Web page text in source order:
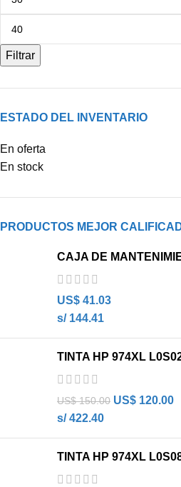
Filtrar
ESTADO DEL INVENTARIO
En oferta
En stock
PRODUCTOS MEJOR
CAJA DE
US$ 41.03
s/ 144.41
TINTA HP 974XL
US$150.00 US$ 120.00
s/ 422.40
TINTA HP 974XL